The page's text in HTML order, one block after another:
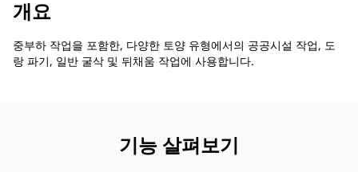
개요
중부하 작업을 포함한, 다양한 토양 유형에서의 공공시설 작업, 도
랑 파기, 일반 굴삭 및 뒤채움 작업에 사용합니다.
기능 살펴보기